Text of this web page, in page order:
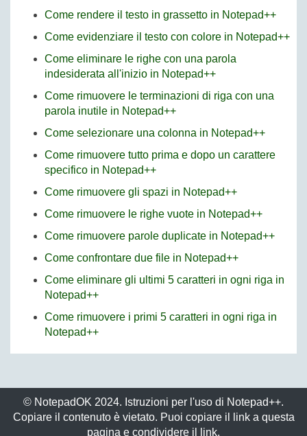
Come rendere il testo in grassetto in Notepad++
Come evidenziare il testo con colore in Notepad++
Come eliminare le righe con una parola
indesiderata all'inizio in Notepad++
Come rimuovere le terminazioni di riga con una
parola inutile in Notepad++
Come selezionare una colonna in Notepad++
Come rimuovere tutto prima e dopo un carattere
specifico in Notepad++
Come rimuovere gli spazi in Notepad++
Come rimuovere le righe vuote in Notepad++
Come rimuovere parole duplicate in Notepad++
Come confrontare due file in Notepad++
Come eliminare gli ultimi 5 caratteri in ogni riga in
Notepad++
Come rimuovere i primi 5 caratteri in ogni riga in
Notepad++
© NotepadOK 2024. Istruzioni per l'uso di Notepad++.
Copiare il contenuto è vietato. Puoi copiare il link a questa
pagina e condividere il link.